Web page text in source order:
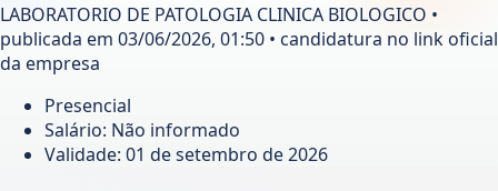
LABORATORIO DE PATOLOGIA CLINICA BIOLOGICO •
publicada em 03/06/2026, 01:50 • candidatura no link oficial
da empresa
Presencial
Salário: Não informado
Validade: 01 de setembro de 2026